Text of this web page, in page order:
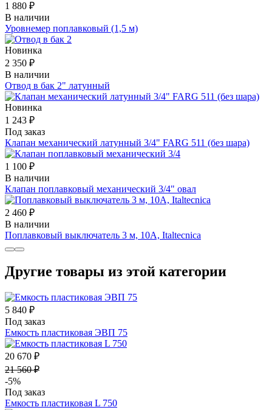
1 880 ₽
В наличии
Уровнемер поплавковый (1,5 м)
Новинка
2 350 ₽
В наличии
Отвод в бак 2" латунный
Новинка
1 243 ₽
Под заказ
Клапан механический латунный 3/4" FARG 511 (без шара)
1 100 ₽
В наличии
Клапан поплавковый механический 3/4" овал
2 460 ₽
В наличии
Поплавковый выключатель 3 м, 10А, Italtecnica
Другие товары из этой категории
5 840 ₽
Под заказ
Емкость пластиковая ЭВП 75
20 670 ₽
21 560 ₽
-5%
Под заказ
Емкость пластиковая L 750